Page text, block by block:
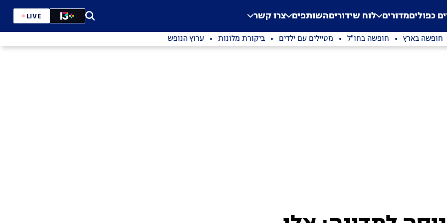
Application error: a
. כפוליםמדורים לוח שידוריםהשותפים צרו קשר LIVE
חופשה בארץ חופשה בחו"ל מטיילים עם ילדים ביקורת מלונות ערוץ הנופש